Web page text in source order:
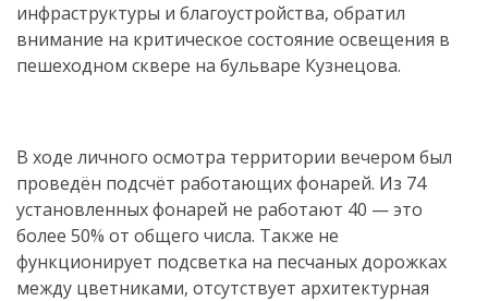
инфраструктуры и благоустройства, обратил
внимание на критическое состояние освещения в
пешеходном сквере на бульваре Кузнецова.
В ходе личного осмотра территории вечером был
проведён подсчёт работающих фонарей. Из 74
установленных фонарей не работают 40 — это
более 50% от общего числа. Также не
функционирует подсветка на песчаных дорожках
между цветниками, отсутствует архитектурная